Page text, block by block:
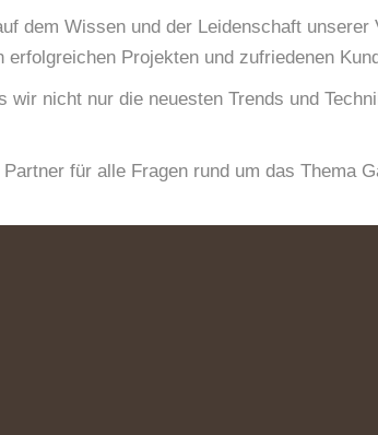
dem Wissen und der Leidenschaft
erfolgreichen Projekten und zufriedenen
nicht nur die neuesten Trends und
für alle Fragen rund um das Thema